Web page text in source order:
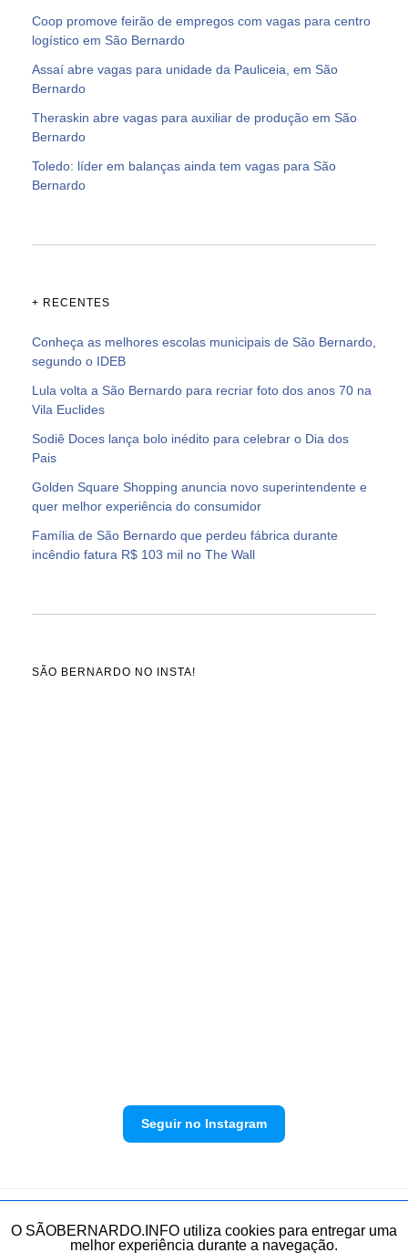
Coop promove feirão de empregos com vagas para centro
logístico em São Bernardo
Assaí abre vagas para unidade da Pauliceia, em São
Bernardo
Theraskin abre vagas para auxiliar de produção em São
Bernardo
Toledo: líder em balanças ainda tem vagas para São
Bernardo
+ RECENTES
Conheça as melhores escolas municipais de São Bernardo,
segundo o IDEB
Lula volta a São Bernardo para recriar foto dos anos 70 na
Vila Euclides
Sodiê Doces lança bolo inédito para celebrar o Dia dos
Pais
Golden Square Shopping anuncia novo superintendente e
quer melhor experiência do consumidor
Família de São Bernardo que perdeu fábrica durante
incêndio fatura R$ 103 mil no The Wall
SÃO BERNARDO NO INSTA!
Seguir no Instagram
Política de privacidade Envie sua denúncia
O SÃOBERNARDO.INFO utiliza cookies para entregar uma
melhor experiência durante a navegação.